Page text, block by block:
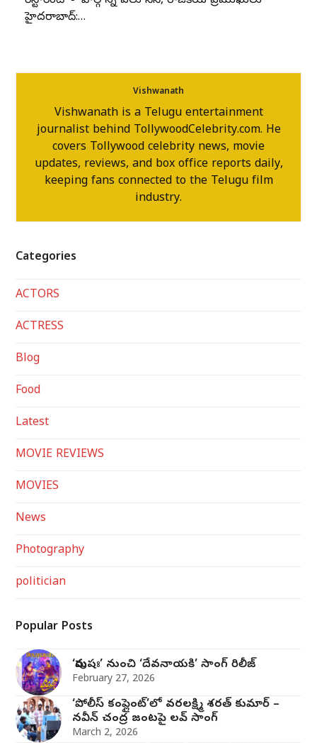
హైదరాబాద్:…
Vishwanath
Vishwanath is a Telugu entertainment
journalist behind TollywoodCelebrity.com. He
covers Tollywood celebrity news, movie
updates, reviews, and box office reports daily,
keeping fans connected to the Telugu film
industry.
Categories
ACTORS
ACTRESS
Blog
Food
Latest
MOVIE REVIEWS
MOVIES
News
Photography
politician
Popular Posts
‘పురుషః’ నుంచి ‘దేవనాయకి’ సాంగ్‌ రిలీజ్‌
February 27, 2026
‘పోలీస్ కంప్లైంట్’లో వరలక్ష్మి శరత్ కుమార్ –
నవీన్ చంద్ర జంట‌పై ల‌వ్ సాంగ్
March 2, 2026